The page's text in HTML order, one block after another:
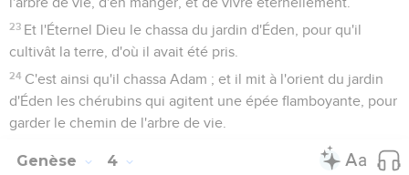
23 Et l'Éternel Dieu le chassa du jardin d'Éden, pour qu'il
cultivât la terre, d'où il avait été pris.
24 C'est ainsi qu'il chassa Adam ; et il mit à l'orient du jardin
d'Éden les chérubins qui agitent une épée flamboyante, pour
garder le chemin de l'arbre de vie.
Genèse 4